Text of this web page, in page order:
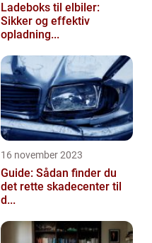
Ladeboks til elbiler:
Sikker og effektiv
opladning...
16 november 2023
Guide: Sådan finder du
det rette skadecenter til
d...